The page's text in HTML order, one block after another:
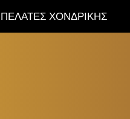
ΠΕΛΑΤΕΣ ΧΟΝΔΡΙΚΗΣ